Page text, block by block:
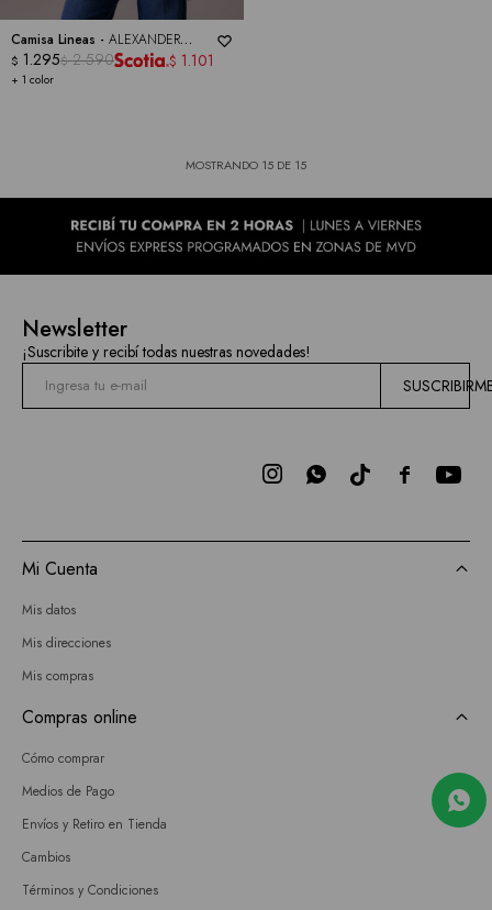
Camisa Lineas - ALEXANDER
JORDAN
+ 1 color
$ 1.295$ 2.590 $ 1.101
MOSTRANDO 15 DE 15
Newsletter
¡Suscribite y recibí todas nuestras novedades!

 
Mi Cuenta
Mis datos
Mis direcciones
Mis compras
Compras online
Cómo comprar
Medios de Pago
Envíos y Retiro en Tienda
Cambios
Términos y Condiciones